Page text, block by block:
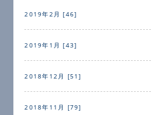
2019年2月 [46]
2019年1月 [43]
2018年12月 [51]
2018年11月 [79]